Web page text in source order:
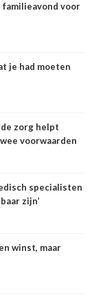
voor
je had moeten
zorg helpt
voorwaarden
specialisten
zijn’
winst, maar